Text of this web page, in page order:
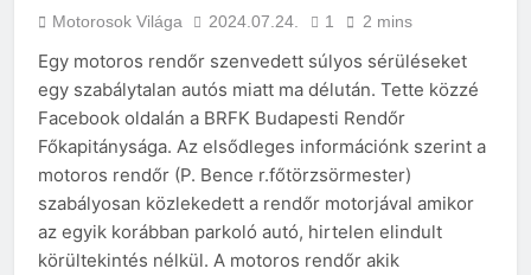
Motorosok Világa 2024.07.24. 1 2 mins
Egy motoros rendőr szenvedett súlyos sérüléseket
egy szabálytalan autós miatt ma délután. Tette közzé
Facebook oldalán a BRFK Budapesti Rendőr
Főkapitánysága. Az elsődleges információnk szerint a
motoros rendőr (P. Bence r.főtörzsörmester)
szabályosan közlekedett a rendőr motorjával amikor
az egyik korábban parkoló autó, hirtelen elindult
körültekintés nélkül. A motoros rendőr akik